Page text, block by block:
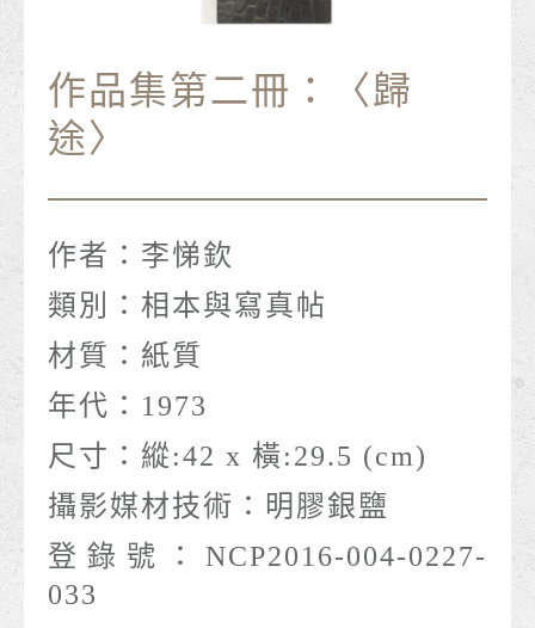
作品集第二冊：〈歸
途〉
作者： 李悌欽
類別： 相本與寫真帖
材質： 紙質
年代： 1973
尺寸： 縱:42 x 橫:29.5 (cm)
攝影媒材技術： 明膠銀鹽
登錄號： NCP2016-004-0227-
033